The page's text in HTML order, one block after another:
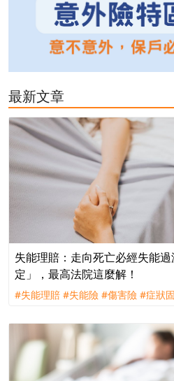
最新文章
失能理賠：走向死亡必經失能
定」，最高法院這麼解！
#失能理賠 #失能險 #傷害險 #症狀